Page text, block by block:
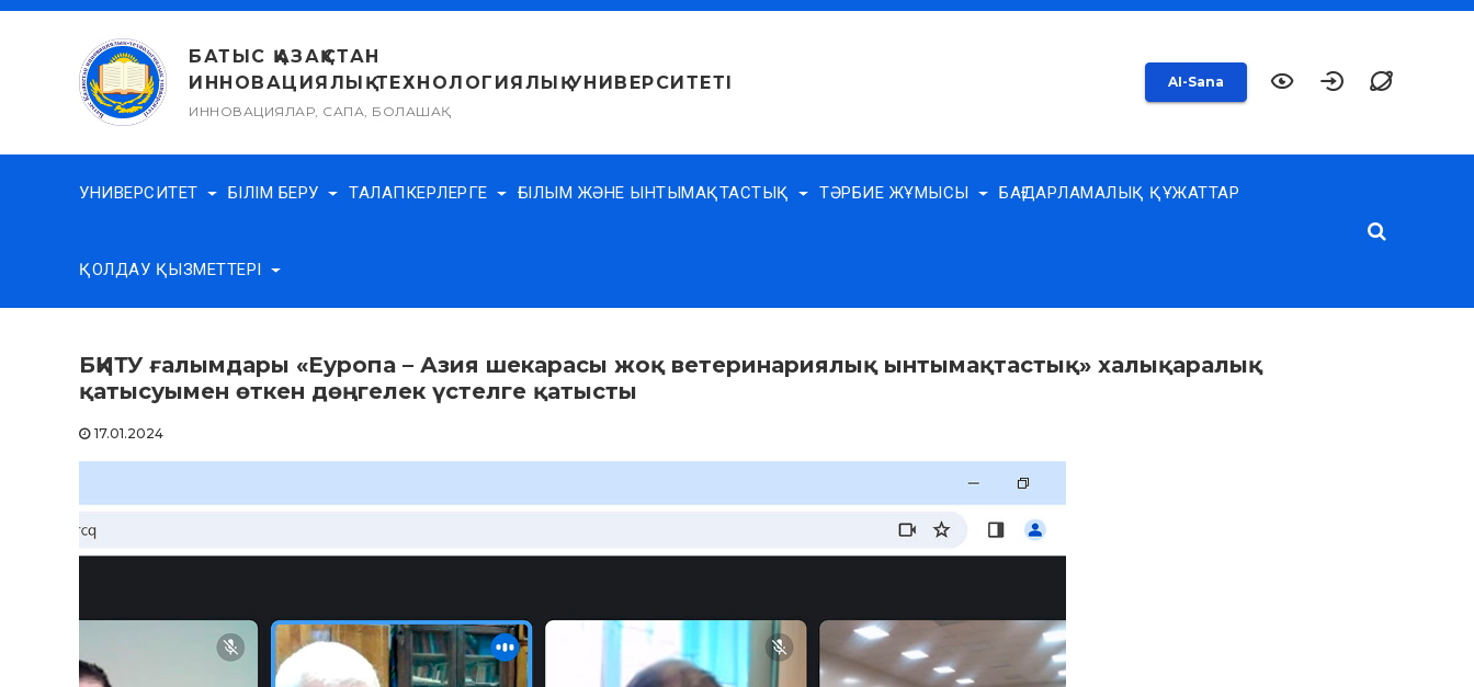
Skip
БАТЫС ҚАЗАҚСТАН
ИННОВАЦИЯЛЫҚ-ТЕХНОЛОГИЯЛЫҚ УНИВЕРСИТЕТІ
ИННОВАЦИЯЛАР, САПА, БОЛАШАҚ
AI-Sana
УНИВЕРСИТЕТ БІЛІМ БЕРУ ТАЛАПКЕРЛЕРГЕ ҒЫЛЫМ ЖӘНЕ ЫНТЫМАҚТАСТЫҚ ТӘРБИЕ ЖҰМЫСЫ БАҒДАРЛАМАЛЫҚ ҚҰЖАТТАР
ҚОЛДАУ ҚЫЗМЕТТЕРІ
БҚИТУ ғалымдары «Еуропа – Азия шекарасы жоқ ветеринариялық ынтымақтастық» халықаралық
қатысуымен өткен дөңгелек үстелге қатысты
17.01.2024